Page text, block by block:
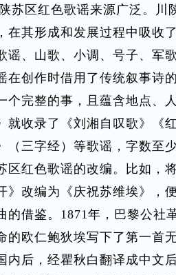
区红色歌谣来源广泛。川
在其形成和发展过程中吸收
谣、山歌、小调、号子、军
在创作时借用了传统叙事诗
个完整的事，且蕴含地点、
就收录了《刘湘自叹歌》《
（三字经）等歌谣，字数至
区红色歌谣的改编。比如，
》改编为《庆祝苏维埃》，
的借鉴。1871年，巴黎公社
的欧仁鲍狄埃写下了第一首
内后，经瞿秋白翻译成中文